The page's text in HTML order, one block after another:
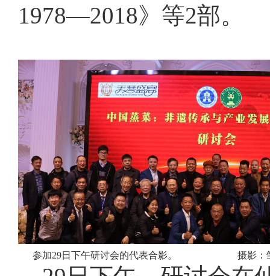
1978—2018》等2部。
参加29日下午研讨会的代表合影。 摄影：